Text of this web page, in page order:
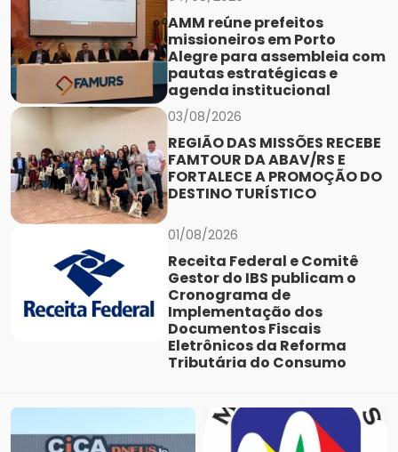
AMM reúne prefeitos
missioneiros em Porto
Alegre para assembleia com
pautas estratégicas e
agenda institucional
03/08/2026
REGIÃO DAS MISSÕES RECEBE
FAMTOUR DA ABAV/RS E
FORTALECE A PROMOÇÃO DO
DESTINO TURÍSTICO
01/08/2026
Receita Federal e Comitê
Gestor do IBS publicam o
Cronograma de
Implementação dos
Documentos Fiscais
Eletrônicos da Reforma
Tributária do Consumo